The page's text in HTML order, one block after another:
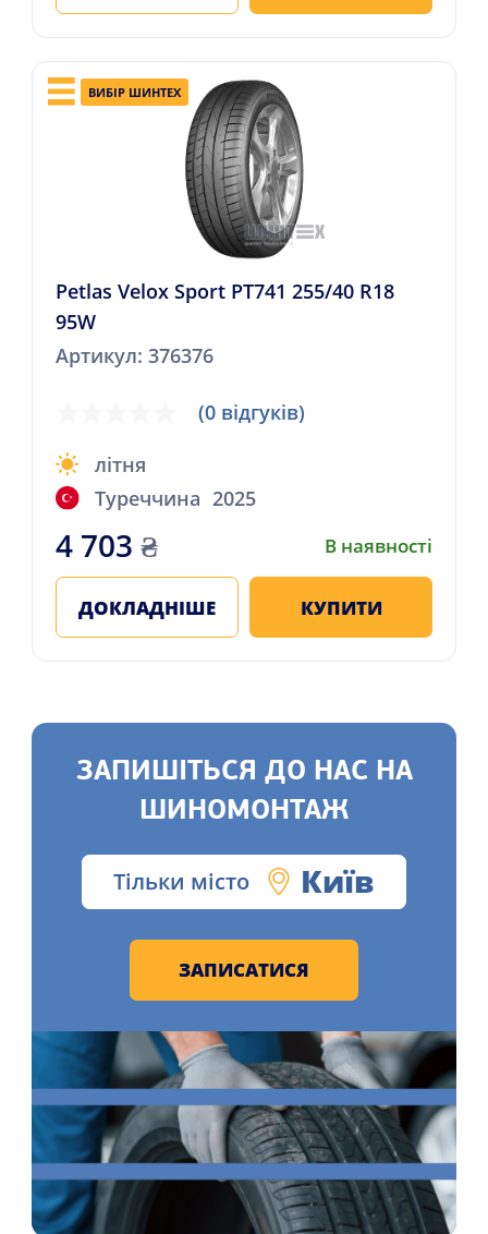
ВИБІР ШИНТЕХ
Petlas Velox Sport PT741 255/40 R18
95W
Артикул: 376376
(0 відгуків)
літня
Туреччина 2025
4 703 ₴ В наявності
ДОКЛАДНІШЕ КУПИТИ
ЗАПИШІТЬСЯ ДО НАС НА
ШИНОМОНТАЖ
Тільки місто Київ
ЗАПИСАТИСЯ